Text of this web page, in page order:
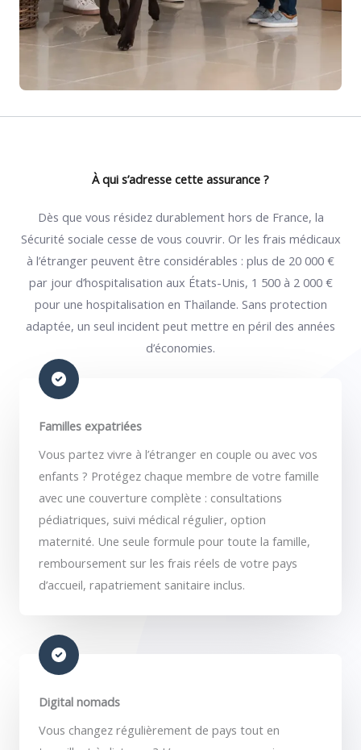
À qui s’adresse cette assurance ?
Dès que vous résidez durablement hors de France, la
Sécurité sociale cesse de vous couvrir. Or les frais médicaux
à l’étranger peuvent être considérables : plus de 20 000 €
par jour d’hospitalisation aux États-Unis, 1 500 à 2 000 €
pour une hospitalisation en Thaïlande. Sans protection
adaptée, un seul incident peut mettre en péril des années
d’économies.
Familles expatriées
Vous partez vivre à l’étranger en couple ou avec vos
enfants ? Protégez chaque membre de votre famille
avec une couverture complète : consultations
pédiatriques, suivi médical régulier, option
maternité. Une seule formule pour toute la famille,
remboursement sur les frais réels de votre pays
d’accueil, rapatriement sanitaire inclus.
Digital nomads
Vous changez régulièrement de pays tout en